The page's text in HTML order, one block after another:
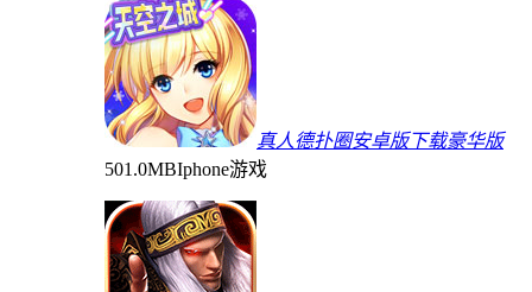
真人德扑圈安卓版下载豪华版
501.0MBIphone游戏